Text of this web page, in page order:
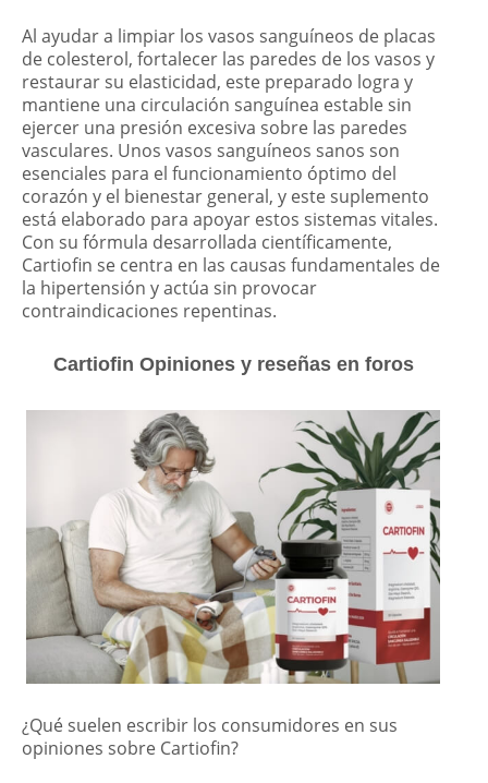
Al ayudar a limpiar los vasos sanguíneos de placas
de colesterol, fortalecer las paredes de los vasos y
restaurar su elasticidad, este preparado logra y
mantiene una circulación sanguínea estable sin
ejercer una presión excesiva sobre las paredes
vasculares. Unos vasos sanguíneos sanos son
esenciales para el funcionamiento óptimo del
corazón y el bienestar general, y este suplemento
está elaborado para apoyar estos sistemas vitales.
Con su fórmula desarrollada científicamente,
Cartiofin se centra en las causas fundamentales de
la hipertensión y actúa sin provocar
contraindicaciones repentinas.
Cartiofin Opiniones y reseñas en foros
¿Qué suelen escribir los consumidores en sus
opiniones sobre Cartiofin?